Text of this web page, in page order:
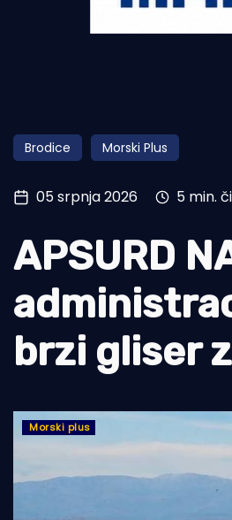
Pomorstvo
Ribolov
Tradicija i kultura
Brodice Morski Plus
05 srpnja 2026 5 min.
APSURD
brzi gliser
Morski plus